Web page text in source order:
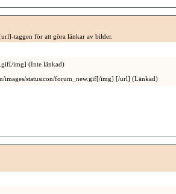
taggen för att göra länkar av bilder.
img] (Inte länkad)
images/statusicon/forum_new.gif[/img] [/url] (Länkad)